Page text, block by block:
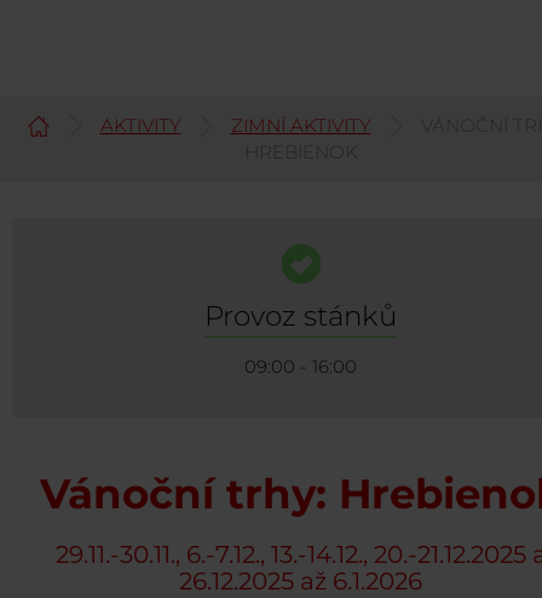
AKTIVITY ZIMNÍ AKTIVITY
VÁNOČNÍ
HREBIENOK
Provoz stánků
09:00 - 16:00
Vánoční trhy:
29.11.-30.11., 6.-7.12., 13.-14.12., 20.-21.12.2025
26.12.2025 až 6.1.2026